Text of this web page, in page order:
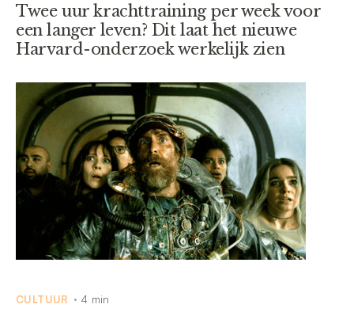
Twee uur krachttraining per week voor
een langer leven? Dit laat het nieuwe
Harvard-onderzoek werkelijk zien
CULTUUR • 4 min